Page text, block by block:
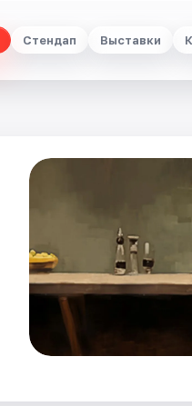
Стендап Выставки